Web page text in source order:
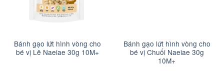
Bánh gạo lứt hình vòng cho
bé vị Lê Naeiae 30g 10M+
Bánh gạo lứt hình vòng cho
bé vị Chuối Naeiae 30g
10M+